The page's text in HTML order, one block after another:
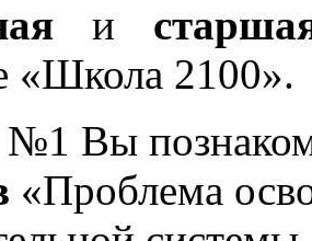
и
«Школа 2100».
№1 Вы
«Проблема